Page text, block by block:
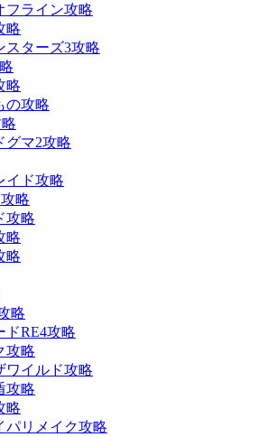
フライン攻略
略
スターズ3攻略
略
の攻略
グマ2攻略
イド攻略
略
攻略
略
略
略
ドRE4攻略
攻略
ワイルド攻略
攻略
略
パリメイク攻略